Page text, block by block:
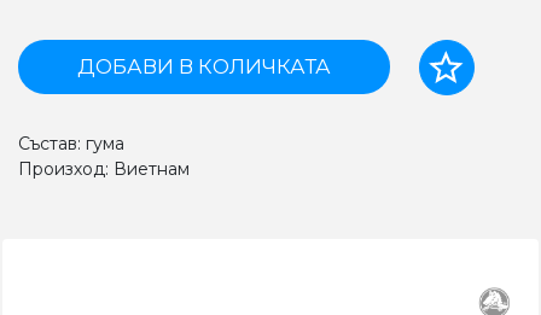
ДОБАВИ В КОЛИЧКАТА
Състав: гума
Произход: Виетнам